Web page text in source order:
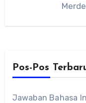
Pos-Pos
Jawaban Bahasa